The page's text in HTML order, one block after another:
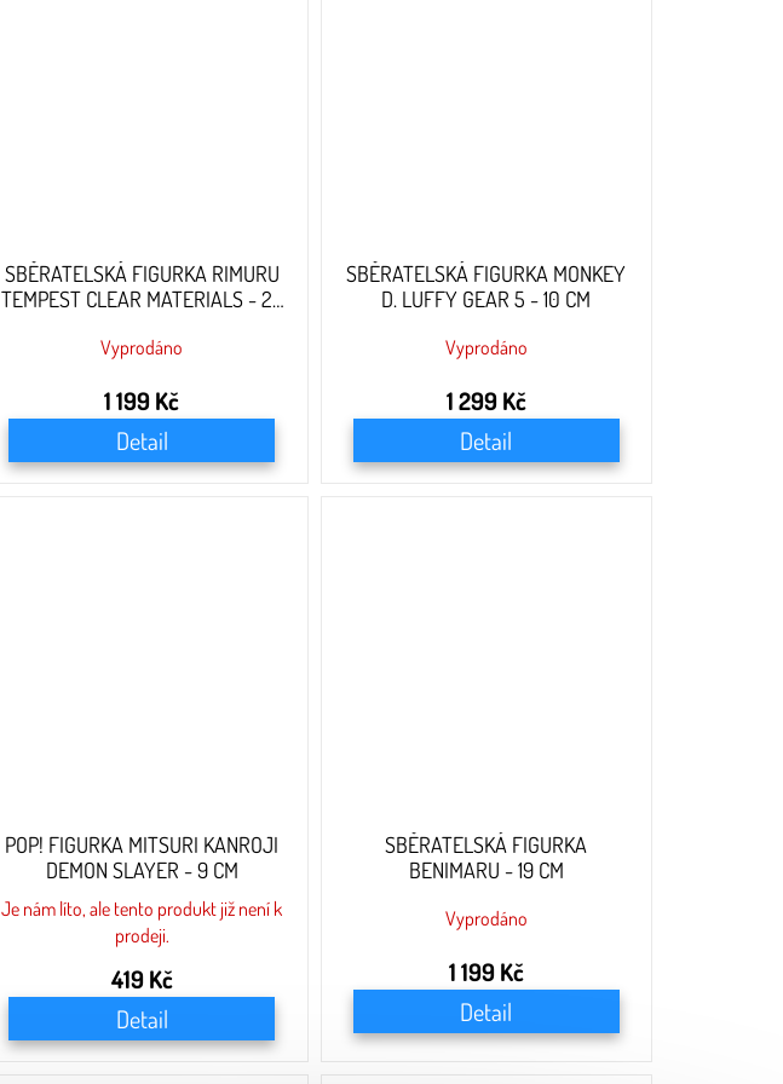
SBĚRATELSKÁ FIGURKA RIMURU
TEMPEST CLEAR MATERIALS - 23
Vyprodáno
1 199 Kč
Detail
SBĚRATELSKÁ FIGURKA MONKEY
D. LUFFY GEAR 5 - 10 CM
Vyprodáno
1 299 Kč
Detail
POP! FIGURKA MITSURI KANROJI
DEMON SLAYER - 9 CM
Je nám líto, ale tento produkt již není k
prodeji.
419 Kč
Detail
SBĚRATELSKÁ FIGURKA
BENIMARU - 19 CM
Vyprodáno
1 199 Kč
Detail